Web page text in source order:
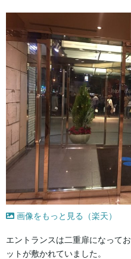
画像をもっと見る（楽天）
エントランスは二重扉になって
ットが敷かれていました。